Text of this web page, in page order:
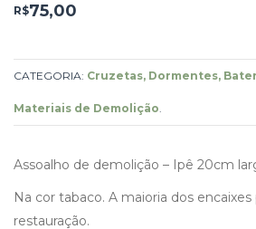
R$75,00
CATEGORIA: Cruzetas, Dormentes,
Materiais de Demolição.
Assoalho de demolição – Ipê 20cm
Na cor tabaco. A maioria dos
restauração.